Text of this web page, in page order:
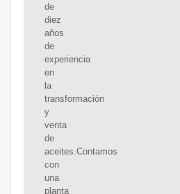
de
diez
años
de
experiencia
en
la
transformación
y
venta
de
aceites.Contamos
con
una
planta